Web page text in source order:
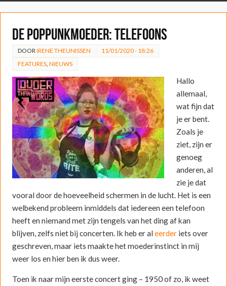
De Poppunkmoeder: Telefoons
DOOR IRENE THEUNISSEN
11/01/2020 - 18:26
FEATURES, NIEUWS
Hallo
allemaal,
wat fijn dat
je er bent.
Zoals je
ziet, zijn er
genoeg
anderen, al
zie je dat
vooral door de hoeveelheid schermen in de lucht. Het is een
welbekend probleem inmiddels dat iedereen een telefoon
heeft en niemand met zijn tengels van het ding af kan
blijven, zelfs niet bij concerten. Ik heb er al eerderiets over
geschreven, maar iets maakte het moederinstinct in mij
weer los en hier ben ik dus weer.
Toen ik naar mijn eerste concert ging – 1950 of zo, ik weet